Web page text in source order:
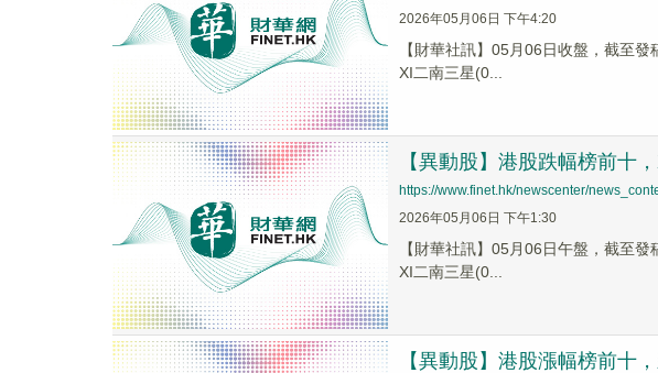
2026年05月06日 下午4:20
【財華社訊】05月06日收盤，截至
XI二南三星(0...
【異動股】港股跌幅榜前十
https://www.finet.hk/newscenter/
2026年05月06日 下午1:30
【財華社訊】05月06日午盤，截至
XI二南三星(0...
【異動股】港股漲幅榜前十